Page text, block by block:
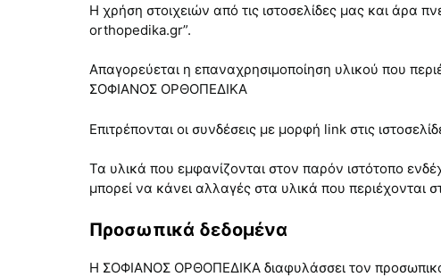
Η χρήση στοιχειών από τις ιστοσελίδες μας και άρα
orthopedika.gr”.
Απαγορεύεται η επαναχρησιμοποίηση υλικού που
ΣΟΦΙΑΝΟΣ ΟΡΘΟΠΕΔΙΚΑ
Επιτρέπονται οι συνδέσεις με μορφή link στις
Τα υλικά που εμφανίζονται στον παρόν ιστότοπο
μπορεί να κάνει αλλαγές στα υλικά που περιέχονται
Προσωπικά δεδομένα
Η ΣΟΦΙΑΝΟΣ ΟΡΘΟΠΕΔΙΚΑ διαφυλάσσει τον προσωπικό